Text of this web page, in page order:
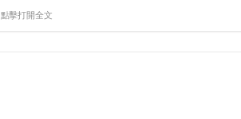
點擊打開全文